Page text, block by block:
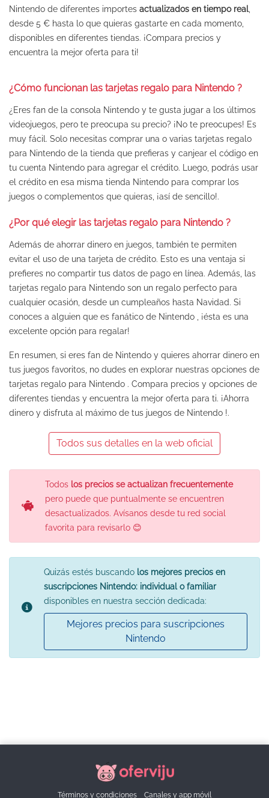
Nintendo de diferentes importes actualizados en tiempo real,
desde 5 € hasta lo que quieras gastarte en cada momento,
disponibles en diferentes tiendas. ¡Compara precios y
encuentra la mejor oferta para ti!
¿Cómo funcionan las tarjetas regalo para Nintendo ?
¿Eres fan de la consola Nintendo y te gusta jugar a los últimos
videojuegos, pero te preocupa su precio? ¡No te preocupes! Es
muy fácil. Solo necesitas comprar una o varias tarjetas regalo
para Nintendo de la tienda que prefieras y canjear el código en
tu cuenta Nintendo para agregar el crédito. Luego, podrás usar
el crédito en esa misma tienda Nintendo para comprar los
juegos o complementos que quieras, ¡así de sencillo!.
¿Por qué elegir las tarjetas regalo para Nintendo ?
Además de ahorrar dinero en juegos, también te permiten
evitar el uso de una tarjeta de crédito. Esto es una ventaja si
prefieres no compartir tus datos de pago en línea. Además, las
tarjetas regalo para Nintendo son un regalo perfecto para
cualquier ocasión, desde un cumpleaños hasta Navidad. Si
conoces a alguien que es fanático de Nintendo
, ¡ésta es una
excelente opción para regalar!
En resumen, si eres fan de Nintendo y quieres ahorrar dinero en
tus juegos favoritos, no dudes en explorar nuestras opciones de
tarjetas regalo para Nintendo . Compara precios y opciones de
diferentes tiendas y encuentra la mejor oferta para ti. ¡Ahorra
dinero y disfruta al máximo de tus juegos de Nintendo !.
Todos sus detalles en la web oficial
Todos los precios se actualizan frecuentemente
pero puede que puntualmente se encuentren
desactualizados. Avísanos desde tu red social
favorita para revisarlo 😊
Quizás estés buscando los mejores precios en
suscripciones Nintendo: individual o familiar
disponibles en nuestra sección dedicada:
Mejores precios para suscripciones
Nintendo
Términos y condiciones Canales y app móvil